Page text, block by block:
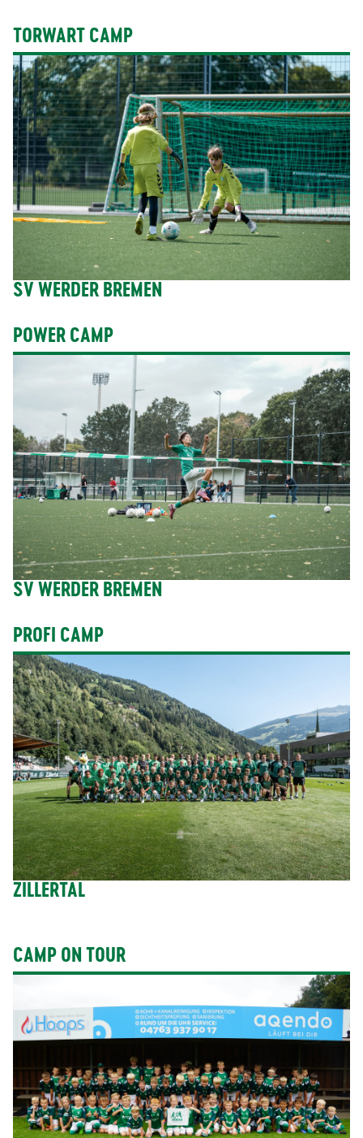
TORWART CAMP
SV WERDER BREMEN
POWER CAMP
SV WERDER BREMEN
PROFI CAMP
ZILLERTAL
CAMP ON TOUR